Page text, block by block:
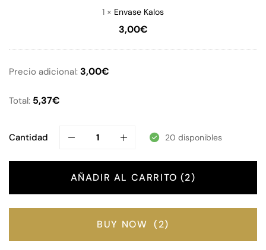
1 × Envase Kalos
3,00€
Precio adicional: 3,00€
Total: 5,37€
Cantidad 20 disponibles
AÑADIR AL CARRITO 2
BUY NOW 2